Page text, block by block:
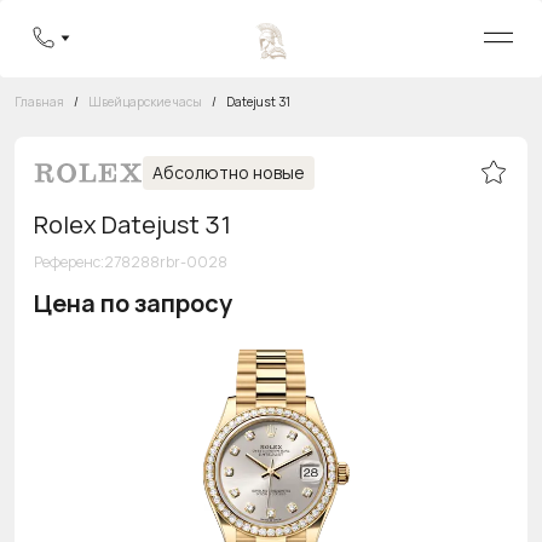
Бесплатная горячая линия8 800 555-95-99
Главная / Швейцарские часы / Datejust 31
Абсолютно новые
Rolex Datejust 31
Референс:278288rbr-0028
Цена по запросу